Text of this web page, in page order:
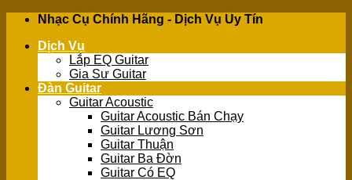
Skip
content
Nhạc Cụ Chính Hãng - Dịch Vụ Uy Tín
Dịch Vụ
Lắp EQ Guitar
Gia Sư Guitar
Đàn Guitar
Guitar Acoustic
Guitar Acoustic Bán Chạy
Guitar Lương Sơn
Guitar Thuận
Guitar Ba Đờn
Guitar Có EQ